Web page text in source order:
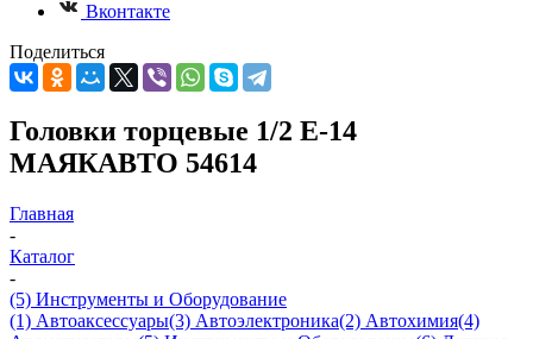
Вконтакте
Поделиться
Головки торцевые 1/2 Е-14
МАЯКАВТО 54614
Главная
-
Каталог
-
(5) Инструменты и Оборудование
(1) Автоаксессуары(3) Автоэлектроника(2) Автохимия(4)